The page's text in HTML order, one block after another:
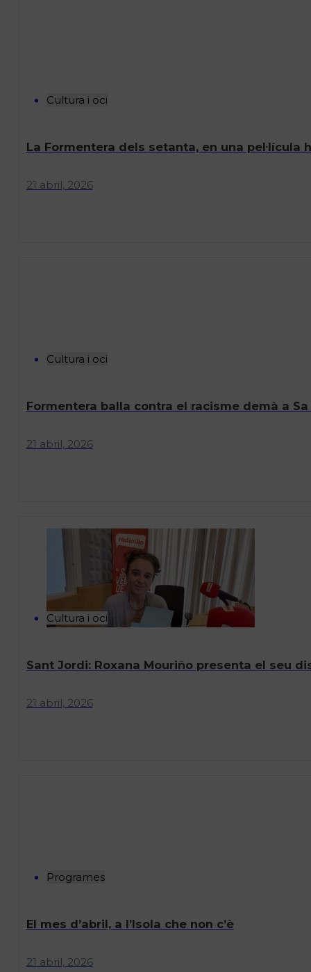
Cultura i oci
La Formentera dels setanta, en una
21 abril, 2026
Cultura i oci
Formentera balla contra el racisme demà a Sa
21 abril, 2026
Cultura i oci
Sant Jordi: Roxana Mouriño presenta el seu
21 abril, 2026
Programes
El mes d’abril, a l’Isola che non c’è
21 abril, 2026